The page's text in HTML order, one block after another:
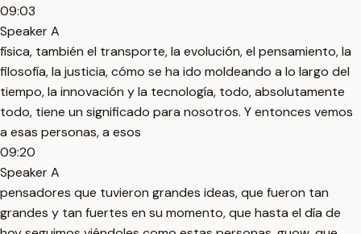
09:03
Speaker A
física, también el transporte, la evolución, el pensamiento, la
filosofía, la justicia, cómo se ha ido moldeando a lo largo del
tiempo, la innovación y la tecnología, todo, absolutamente
todo, tiene un significado para nosotros. Y entonces vemos
a esas personas, a esos
09:20
Speaker A
pensadores que tuvieron grandes ideas, que fueron tan
grandes y tan fuertes en su momento, que hasta el día de